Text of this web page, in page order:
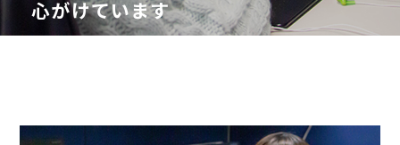
心がけています